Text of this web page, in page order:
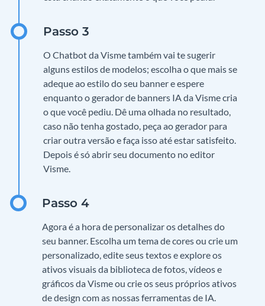
O Chatbot da Visme também vai te sugerir
alguns estilos de modelos; escolha o que mais se
adeque ao estilo do seu banner e espere
enquanto o gerador de banners IA da Visme cria
o que você pediu. Dê uma olhada no resultado,
caso não tenha gostado, peça ao gerador para
criar outra versão e faça isso até estar satisfeito.
Depois é só abrir seu documento no editor
Visme.
Agora é a hora de personalizar os detalhes do
seu banner. Escolha um tema de cores ou crie um
personalizado, edite seus textos e explore os
ativos visuais da biblioteca de fotos, vídeos e
gráficos da Visme ou crie os seus próprios ativos
de design com as nossas ferramentas de IA.